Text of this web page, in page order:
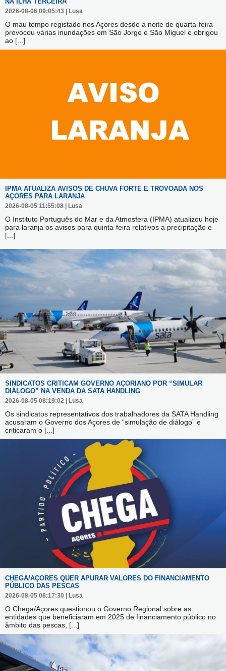
2026-08-06 09:05:43 | Lusa
O mau tempo registado nos Açores desde a noite de quarta-feira
provocou várias inundações em São Jorge e São Miguel e obrigou
ao [...]
IPMA ATUALIZA AVISOS DE CHUVA FORTE E TROVOADA NOS
AÇORES PARA LARANJA
2026-08-05 11:55:08 | Lusa
O Instituto Português do Mar e da Atmosfera (IPMA) atualizou hoje
para laranja os avisos para quinta-feira relativos a precipitação e
[...]
SINDICATOS CRITICAM GOVERNO AÇORIANO POR “SIMULAR
DIÁLOGO” NA VENDA DA SATA HANDLING
2026-08-05 08:19:02 | Lusa
Os sindicatos representativos dos trabalhadores da SATA Handling
acusaram o Governo dos Açores de “simulação de diálogo” e
criticaram o [...]
CHEGA/AÇORES QUER APURAR VALORES DO FINANCIAMENTO
PÚBLICO DAS PESCAS
2026-08-05 08:17:30 | Lusa
O Chega/Açores questionou o Governo Regional sobre as
entidades que beneficiaram em 2025 de financiamento público no
âmbito das pescas, [...]